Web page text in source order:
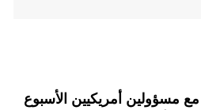
مسؤولين أمريكيين الأسبوع